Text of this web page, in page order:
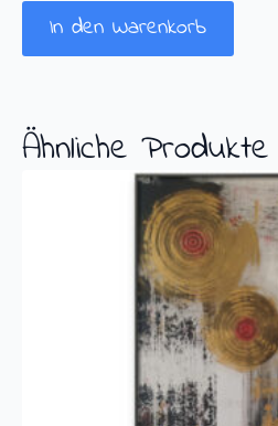
In den Warenkorb
Ähnliche Produkte